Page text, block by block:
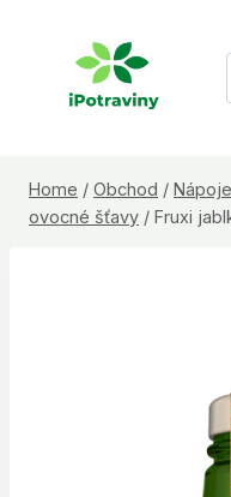
Home / Obchod / Nápoje
ovocné šťavy / Fruxi